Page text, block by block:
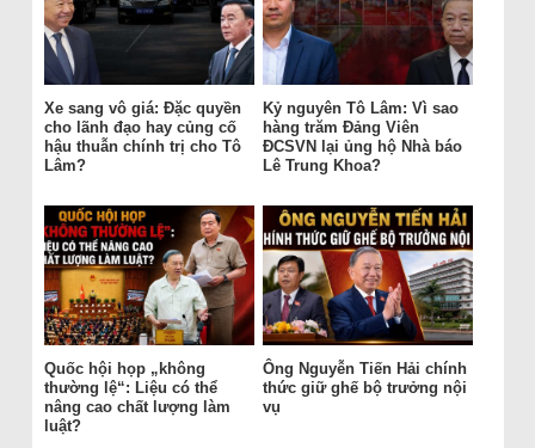
Xe sang vô giá: Đặc quyền
cho lãnh đạo hay củng cố
hậu thuẫn chính trị cho Tô
Lâm?
Kỷ nguyên Tô Lâm: Vì sao
hàng trăm Đảng Viên
ĐCSVN lại ủng hộ Nhà báo
Lê Trung Khoa?
Quốc hội họp „không
thường lệ“: Liệu có thể
nâng cao chất lượng làm
luật?
Ông Nguyễn Tiến Hải chính
thức giữ ghế bộ trưởng nội
vụ